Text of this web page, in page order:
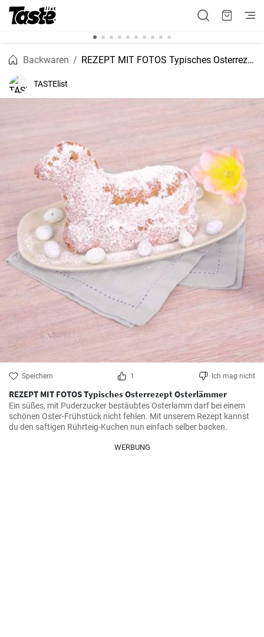
Backwaren REZEPT MIT FOTOS Typisches Osterrezept Osterlämmer
TASTElist
Speichern 1 Ich mag nicht
REZEPT MIT FOTOS Typisches Osterrezept Osterlämmer
Ein süßes, mit Puderzucker bestäubtes Osterlamm darf bei einem
schönen Oster-Frühstück nicht fehlen. Mit unserem Rezept kannst
du den saftigen Rührteig-Kuchen nun einfach selber backen.
WERBUNG